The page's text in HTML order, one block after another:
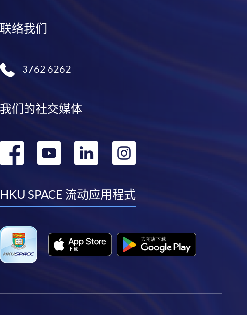
联络我们
3762 6262
我们的社交媒体
转
facebook
转
youtube
转
linkedin
转
instagram
HKU SPACE 流动应用程式